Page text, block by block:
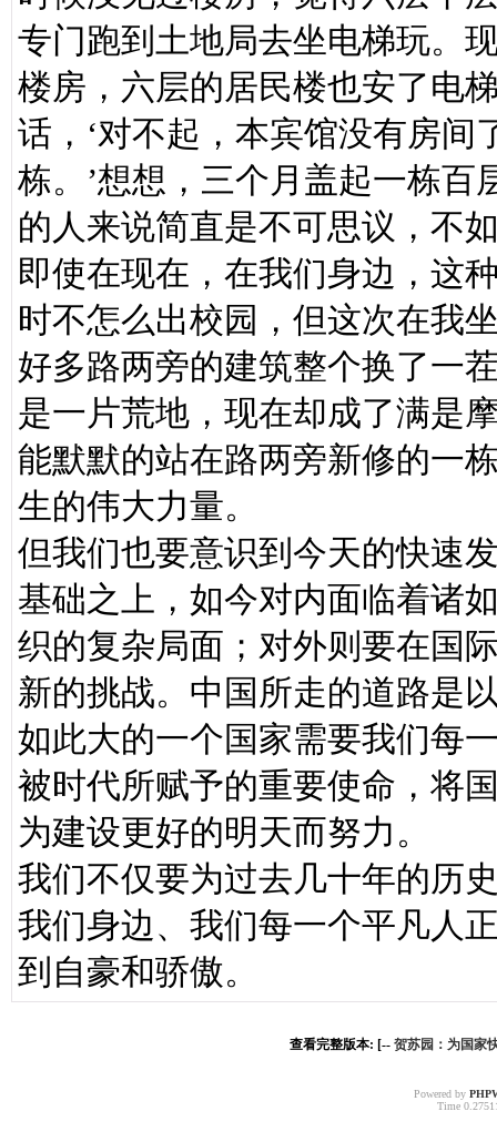
专门跑到土地局去坐电梯玩。
楼房，六层的居民楼也安了电
话，‘对不起，本宾馆没有房
栋。’想想，三个月盖起一栋
的人来说简直是不可思议，不
即使在现在，在我们身边，这
时不怎么出校园，但这次在我
好多路两旁的建筑整个换了一
是一片荒地，现在却成了满是
能默默的站在路两旁新修的一
生的伟大力量。
但我们也要意识到今天的快速
基础之上，如今对内面临着诸
织的复杂局面；对外则要在国
新的挑战。中国所走的道路是
如此大的一个国家需要我们每
被时代所赋予的重要使命，将
为建设更好的明天而努力。
我们不仅要为过去几十年的历
我们身边、我们每一个平凡人
到自豪和骄傲。
查看完整版本: [-- 贺苏园：为国家
Powered by
Time